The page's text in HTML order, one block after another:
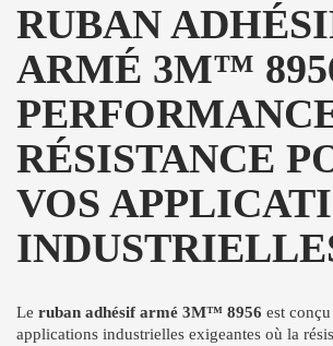
RUBAN
ARMÉ 3M™
RÉSISTANCE
VOS
Le ruban adhésif armé 3M™ 8956 est
applications industrielles exigeantes où la